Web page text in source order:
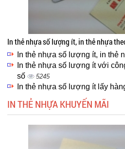
In thẻ nhựa số lượng ít, in thẻ nhựa
In thẻ nhựa số lượng ít, in thẻ
In thẻ nhựa số lượng ít với
số
5245
In thẻ nhựa số lượng ít lấy
IN THẺ NHỰA KHUYẾN MÃI